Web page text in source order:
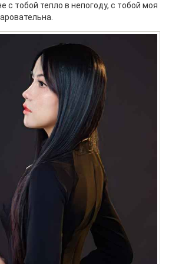
с тобой тепло в непогоду, с тобой моя